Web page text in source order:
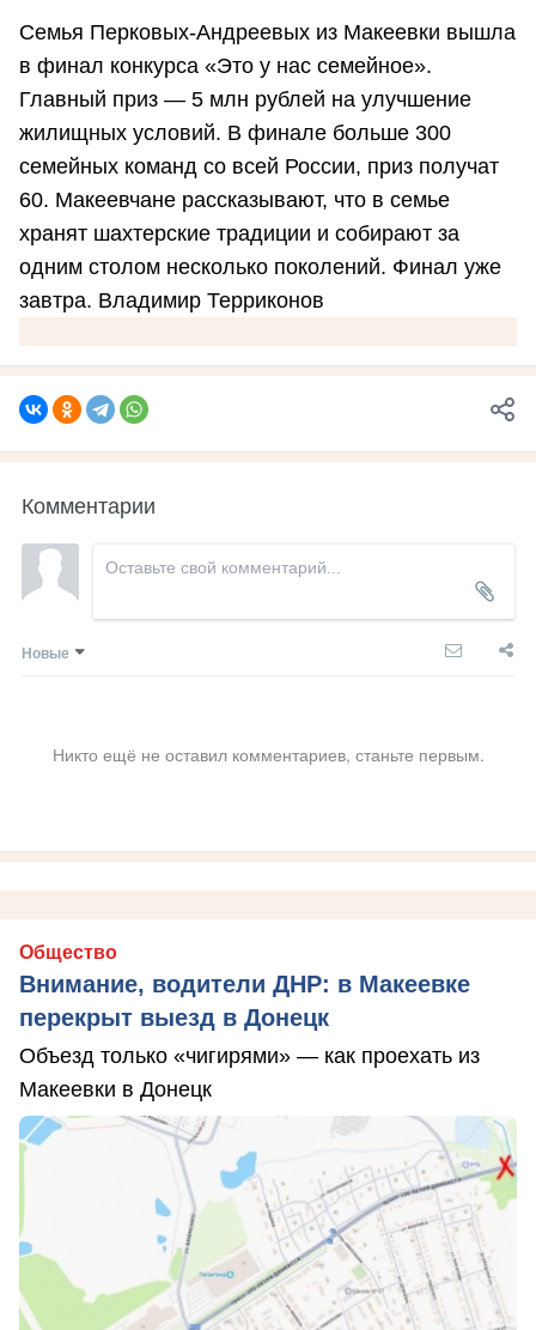
Семья Перковых-Андреевых из Макеевки вышла
в финал конкурса «Это у нас семейное».
Главный приз — 5 млн рублей на улучшение
жилищных условий. В финале больше 300
семейных команд со всей России, приз получат
60. Макеевчане рассказывают, что в семье
хранят шахтерские традиции и собирают за
одним столом несколько поколений. Финал уже
завтра. Владимир Терриконов
Комментарии
Новые
Никто ещё не оставил комментариев, станьте первым.
Общество
Внимание, водители ДНР: в Макеевке
перекрыт выезд в Донецк
Объезд только «чигирями» — как проехать из
Макеевки в Донецк